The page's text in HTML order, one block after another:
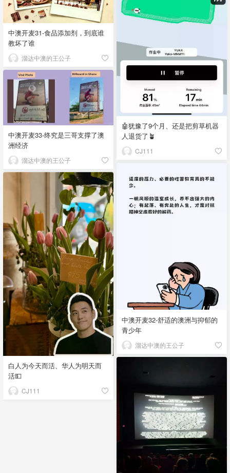
🤖犹豫了9个月、还是把剪草机器
人退货了🪴
CJ111
中澳开麦31-食品添加剂，到底谁
教坏了谁
溜达中澳的王公子
中澳开麦33-终究是三哥支撑了澳
洲经济
溜达中澳的王公子
中澳开麦32-舒适的澳洲与抑郁的
青少年
溜达中澳的王公子
白人为今天而活、华人为明天而
活💵
CJ111